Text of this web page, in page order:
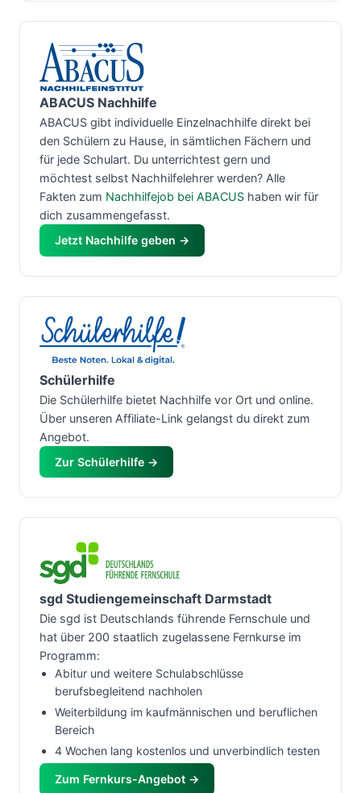
ABACUS Nachhilfe
ABACUS gibt individuelle Einzelnachhilfe direkt bei
den Schülern zu Hause, in sämtlichen Fächern und
für jede Schulart. Du unterrichtest gern und
möchtest selbst Nachhilfelehrer werden? Alle
Fakten zum Nachhilfejob bei ABACUS haben wir für
dich zusammengefasst.
Jetzt Nachhilfe geben →
Schülerhilfe
Die Schülerhilfe bietet Nachhilfe vor Ort und online.
Über unseren Affiliate-Link gelangst du direkt zum
Angebot.
Zur Schülerhilfe →
sgd Studiengemeinschaft Darmstadt
Die sgd ist Deutschlands führende Fernschule und
hat über 200 staatlich zugelassene Fernkurse im
Programm:
Abitur und weitere Schulabschlüsse
berufsbegleitend nachholen
Weiterbildung im kaufmännischen und beruflichen
Bereich
4 Wochen lang kostenlos und unverbindlich testen
Zum Fernkurs-Angebot →